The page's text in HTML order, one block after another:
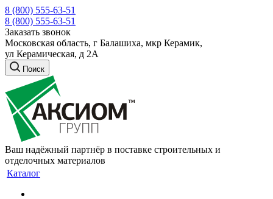
8 (800) 555-63-51
8 (800) 555-63-51
Заказать звонок
Московская область, г Балашиха, мкр Керамик,
ул Керамическая, д 2А
Поиск
Ваш надёжный партнёр в поставке строительных и
отделочных материалов
Каталог